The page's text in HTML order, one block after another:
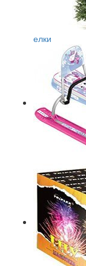
елки